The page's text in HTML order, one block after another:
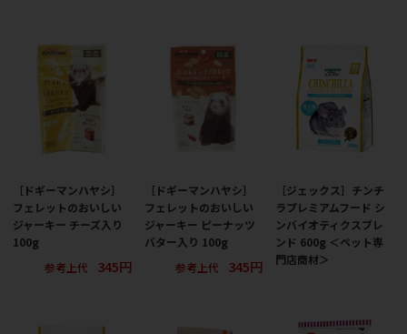
［ドギーマンハヤシ］
フェレットのおいしい
ジャーキー チーズ入り
100g
参考上代
345円
［ドギーマンハヤシ］
フェレットのおいしい
ジャーキー ピーナッツ
バター入り 100g
参考上代
345円
［ジェックス］チンチ
ラプレミアムフード シ
ンバイオティクスブレ
ンド 600g ＜ペット専
門店商材＞